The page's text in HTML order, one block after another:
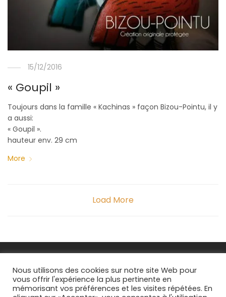
15/12/2016
« Goupil »
Toujours dans la famille « Kachinas » façon Bizou-Pointu, il y
a aussi:
« Goupil ».
hauteur env. 29 cm
More
Load More
FAQs
CGV
Nous utilisons des cookies sur notre site Web pour
vous offrir l'expérience la plus pertinente en
mémorisant vos préférences et les visites répétées. En